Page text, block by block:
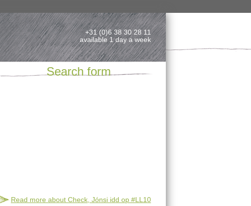
+31 (0)6 38 30 28 11
available 1 day a week
Search form
Read more about Check, Jónsi idd op #LL10